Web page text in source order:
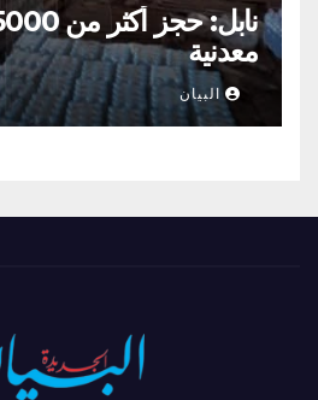
معدنية
البيان